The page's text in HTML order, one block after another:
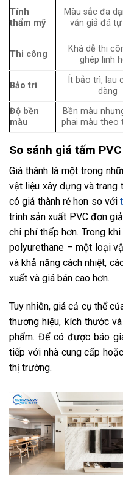
Tính
thẩm mỹ
Màu sắc đa
văn giả đá tự
Thi công
Khá dễ thi
ghép linh
Bảo trì
Ít bảo trì, lau
dàng
Độ bền
màu
Bền màu
phai màu theo
So sánh giá tấm
Giá thành là một trong
vật liệu xây dựng và trang
có giá thành rẻ hơn so với
trình sản xuất PVC đơn
chi phí thấp hơn. Trong
polyurethane – một loại
và khả năng cách nhiệt,
xuất và giá bán cao hơn.
Tuy nhiên, giá cả cụ thể
thương hiệu, kích thước
phẩm. Để có được báo
tiếp với nhà cung cấp
thị trường.